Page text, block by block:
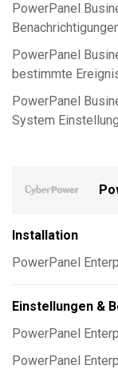
PowerPanel
PowerPanel
bestimmte
PowerPanel
System
Installation
PowerPanel
Einstellungen &
PowerPanel
PowerPanel